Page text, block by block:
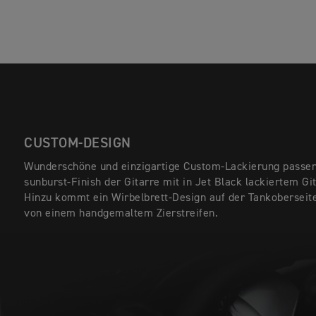
CUSTOM-DESIGN
Wunderschöne und einzigartige Custom-Lackierung
sunburst-Finish der Gitarre mit in Jet Black lackiertem
Hinzu kommt ein Wirbelbrett-Design auf der
von einem handgemaltem Zierstreifen.